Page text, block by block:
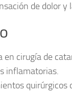
de dolor
cirugía de
inflamatorias.
quirúrgicos